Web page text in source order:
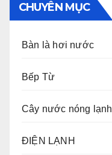
CHUYÊN MỤC
Bàn là hơi nước
Bếp Từ
Cây nước nóng lạnh
ĐIỆN LẠNH